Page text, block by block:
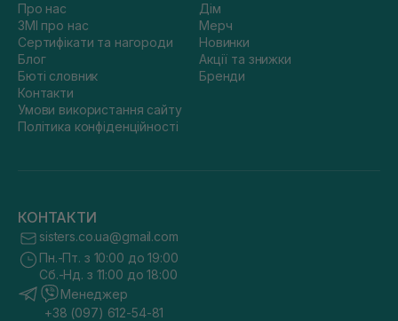
Про нас
ЗМІ про нас
Сертифікати та нагороди
Блог
Бюті словник
Контакти
Умови використання сайту
Політика конфіденційності
Дім
Мерч
Новинки
Акції та знижки
Бренди
КОНТАКТИ
sisters.co.ua@gmail.com
Пн.-Пт. з 10:00 до 19:00
Сб.-Нд. з 11:00 до 18:00
Менеджер
+38 (097) 612-54-81